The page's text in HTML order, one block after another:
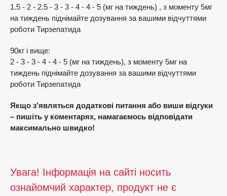
1.5 - 2 - 2.5 - 3 - 3 - 4 - 4 - 5 (мг на тиждень) , з моменту 5мг
на тиждень піднімайте дозування за вашими відчуттями
роботи Тирзепатида
90кг і вище:
2 - 3 - 3 - 4 - 4 - 5 (мг на тиждень), з моменту 5мг на
тиждень піднімайте дозування за вашими відчуттями
роботи Тирзепатида
Якщо з'являться додаткові питання або виши відгуки
– пишіть у коментарях, намагаємось відповідати
максимально швидко!
Увага! Інформація на сайті носить
ознайомчий характер, продукт не є